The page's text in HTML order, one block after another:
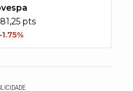
pts
-1.75%